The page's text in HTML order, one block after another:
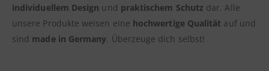
individuellem Design und praktischem Schutz dar. Alle
unsere Produkte weisen eine hochwertige Qualität auf und
sind made in Germany. Überzeuge dich selbst!